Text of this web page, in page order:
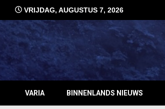
inhoud
VRIJDAG, AUGUSTUS 7, 2026
VARIA BINNENLANDS NIEUWS